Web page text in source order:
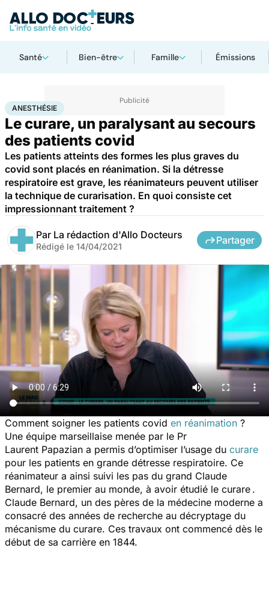
Santé Bien-être Famille Émissions
AccueilSantéAnesthésie
ANESTHÉSIE
Le curare, un paralysant au secours
des patients covid
Les patients atteints des formes les plus graves du
covid sont placés en réanimation. Si la détresse
respiratoire est grave, les réanimateurs peuvent utiliser
la technique de curarisation. En quoi consiste cet
impressionnant traitement ?
Par La rédaction d'Allo Docteurs
Rédigé le 14/04/2021
Partager
Comment soigner les patients covid en réanimation ?
Une équipe marseillaise menée par le Pr
Laurent Papazian a permis d’optimiser l’usage du curare
pour les patients en grande détresse respiratoire. Ce
réanimateur a ainsi suivi les pas du grand Claude
Bernard, le premier au monde, à avoir étudié le curare .
Claude Bernard, un des pères de la médecine moderne a
consacré des années de recherche au décryptage du
mécanisme du curare. Ces travaux ont commencé dès le
début de sa carrière en 1844.